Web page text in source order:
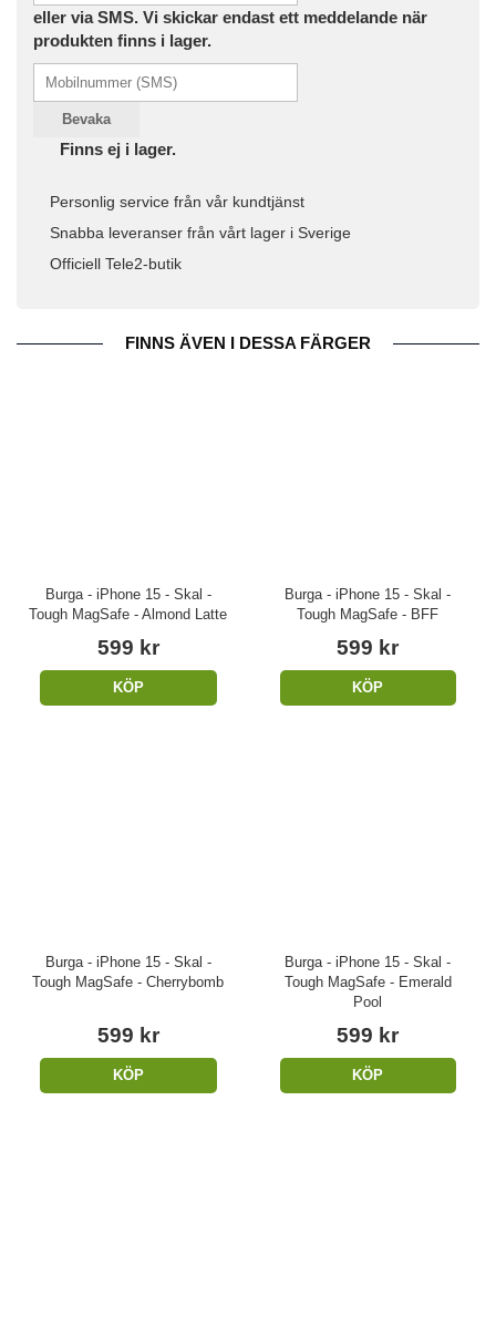
eller via SMS. Vi skickar endast ett meddelande när
produkten finns i lager.
Bevaka
Finns ej i lager.
Personlig service från vår kundtjänst
Snabba leveranser från vårt lager i Sverige
Officiell Tele2-butik
FINNS ÄVEN I DESSA FÄRGER
Burga - iPhone 15 - Skal -
Tough MagSafe - Almond Latte
599 kr
KÖP
Burga - iPhone 15 - Skal -
Tough MagSafe - BFF
599 kr
KÖP
Burga - iPhone 15 - Skal -
Tough MagSafe - Cherrybomb
599 kr
KÖP
Burga - iPhone 15 - Skal -
Tough MagSafe - Emerald
Pool
599 kr
KÖP